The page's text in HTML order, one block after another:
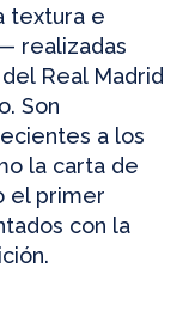
textura e
realizadas
Real Madrid
Son
a los
la carta de
el primer
con la